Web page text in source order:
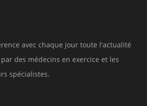
avec chaque jour toute l'actualité
des médecins en exercice et les
spécialistes.